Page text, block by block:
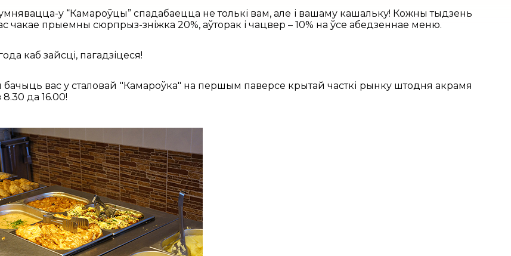
у “Камароўцы” спадабаецца не толькі вам, але і вашаму кашальку! Кожны тыдзень
чакае прыемны сюрпрыз-зніжка 20%, аўторак і чацвер – 10% на ўсе абедзеннае меню.
каб зайсці, пагадзіцеся!
вас у сталовай "Камароўка" на першым паверсе крытай часткі рынку штодня акрамя
да 16.00!